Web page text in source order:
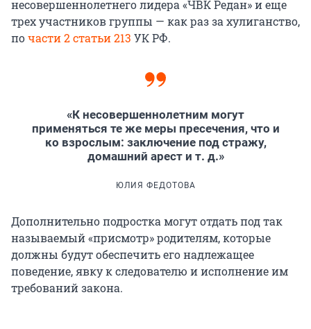
несовершеннолетнего лидера «ЧВК Редан» и еще
трех участников группы — как раз за хулиганство,
почасти 2 статьи 213 УК РФ.
«К несовершеннолетним могут
применяться те же меры пресечения, что и
ко взрослым: заключение под стражу,
домашний арест и т. д.»
ЮЛИЯ ФЕДОТОВА
Дополнительно подростка могут отдать под так
называемый «присмотр» родителям, которые
должны будут обеспечить его надлежащее
поведение, явку к следователю и исполнение им
требований закона.